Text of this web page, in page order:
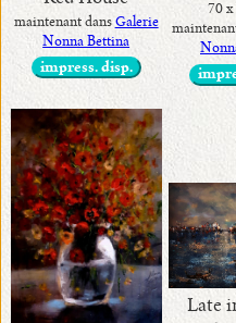
maintenant dans Galerie
Nonna Bettina
impress. disp.
70 x
Late